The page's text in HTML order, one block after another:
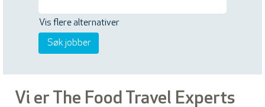
Vis flere alternativer
Vi er The Food Travel Experts